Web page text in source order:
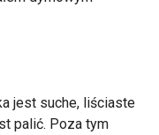
jest suche, liściaste
palić. Poza tym